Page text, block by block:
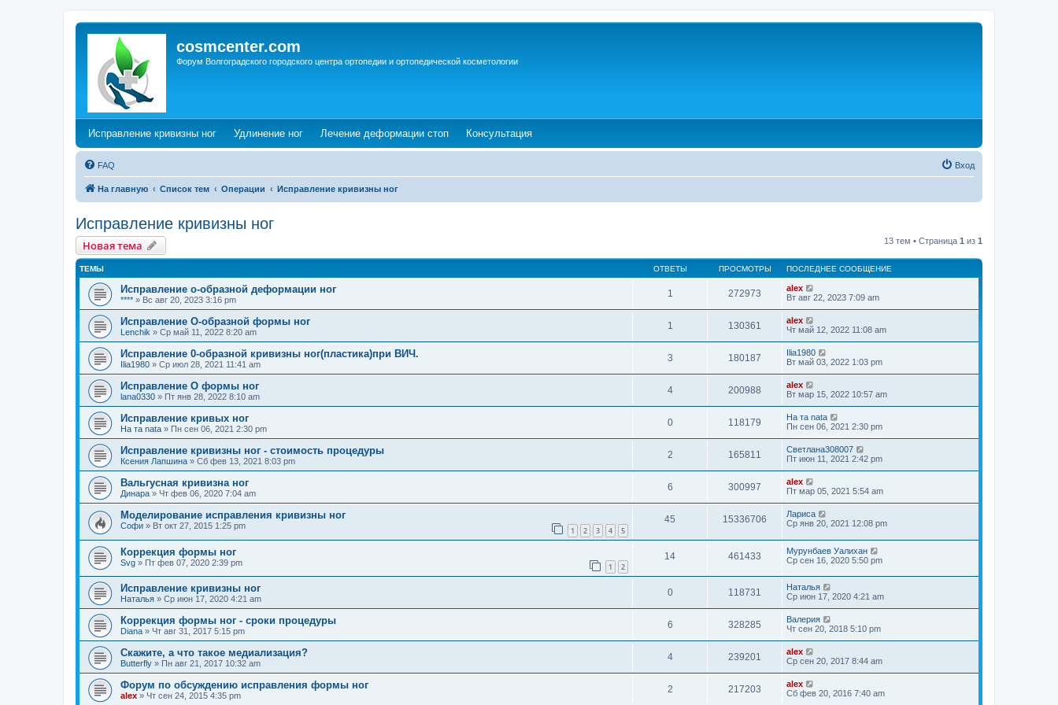
cosmcenter.com
Форум Волгоградского городского центра ортопедии и ортопедической косметологии
Исправление кривизны ног(Opens a new tab)
Удлинение ног(Opens a new tab)
Лечение деформации стоп(Opens a new tab)
Консультация(Opens a new tab)
FAQ Вход
На главную Список тем Операции Исправление кривизны ног
Исправление кривизны ног
Новая тема 13 тем • Страница 1 из 1
ТЕМЫ ОТВЕТЫ ПРОСМОТРЫ ПОСЛЕДНЕЕ СООБЩЕНИЕ
Исправление о-образной деформации ног
**** » Вс авг 20, 2023 3:16 pm
1 272973
alex
Вт авг 22, 2023 7:09 am
Исправление О-образной формы ног
Lenchik » Ср май 11, 2022 8:20 am
1 130361
alex
Чт май 12, 2022 11:08 am
Исправление 0-образной кривизны ног(пластика)при ВИЧ.
Ilia1980 » Ср июл 28, 2021 11:41 am
3 180187
Ilia1980
Вт май 03, 2022 1:03 pm
Исправление О формы ног
lana0330 » Пт янв 28, 2022 8:10 am
4 200988
alex
Вт мар 15, 2022 10:57 am
Исправление кривых ног
На та nata » Пн сен 06, 2021 2:30 pm
0 118179
На та nata
Пн сен 06, 2021 2:30 pm
Исправление кривизны ног - стоимость процедуры
Ксения Лапшина » Сб фев 13, 2021 8:03 pm
2 165811
Светлана308007
Пт июн 11, 2021 2:42 pm
Вальгусная кривизна ног
Динара » Чт фев 06, 2020 7:04 am
6 300997
alex
Пт мар 05, 2021 5:54 am
Моделирование исправления кривизны ног
Софи » Вт окт 27, 2015 1:25 pm 1 2 3 4 5
45 15336706
Лариса
Ср янв 20, 2021 12:08 pm
Коррекция формы ног
Svg » Пт фев 07, 2020 2:39 pm 1 2
14 461433
Мурунбаев Уалихан
Ср сен 16, 2020 5:50 pm
Исправление кривизны ног
Наталья » Ср июн 17, 2020 4:21 am
0 118731
Наталья
Ср июн 17, 2020 4:21 am
Коррекция формы ног - сроки процедуры
Diana » Чт авг 31, 2017 5:15 pm
6 328285
Валерия
Чт сен 20, 2018 5:10 pm
Скажите, а что такое медиализация?
Butterfly » Пн авг 21, 2017 10:32 am
4 239201
alex
Ср сен 20, 2017 8:44 am
Форум по обсуждению исправления формы ног
alex » Чт сен 24, 2015 4:35 pm
2 217203
alex
Сб фев 20, 2016 7:40 am